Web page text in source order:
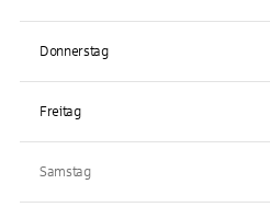
Donnerstag
Freitag
Samstag